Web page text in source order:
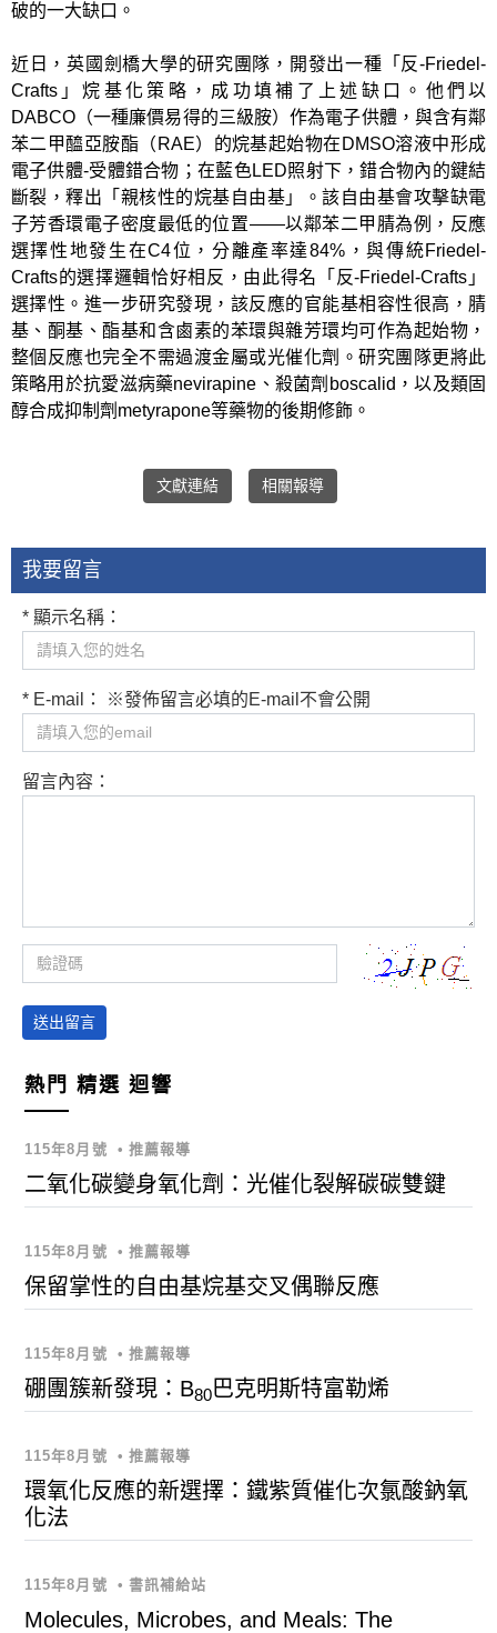
破的一大缺口。
近日，英國劍橋大學的研究團隊，開發出一種「反-Friedel-
Crafts」烷基化策略，成功填補了上述缺口。他們以
DABCO（一種廉價易得的三級胺）作為電子供體，與含有鄰
苯二甲醯亞胺酯（RAE）的烷基起始物在DMSO溶液中形成
電子供體-受體錯合物；在藍色LED照射下，錯合物內的鍵結
斷裂，釋出「親核性的烷基自由基」。該自由基會攻擊缺電
子芳香環電子密度最低的位置——以鄰苯二甲腈為例，反應
選擇性地發生在C4位，分離產率達84%，與傳統Friedel-
Crafts的選擇邏輯恰好相反，由此得名「反-Friedel-Crafts」
選擇性。進一步研究發現，該反應的官能基相容性很高，腈
基、酮基、酯基和含鹵素的苯環與雜芳環均可作為起始物，
整個反應也完全不需過渡金屬或光催化劑。研究團隊更將此
策略用於抗愛滋病藥nevirapine、殺菌劑boscalid，以及類固
醇合成抑制劑metyrapone等藥物的後期修飾。
文獻連結 相關報導
我要留言
* 顯示名稱：
* E-mail： ※發佈留言必填的E-mail不會公開
留言內容：
送出留言
熱門 精選 迴響
115年8月號 • 推薦報導
二氧化碳變身氧化劑：光催化裂解碳碳雙鍵
115年8月號 • 推薦報導
保留掌性的自由基烷基交叉偶聯反應
115年8月號 • 推薦報導
硼團簇新發現：B80巴克明斯特富勒烯
115年8月號 • 推薦報導
環氧化反應的新選擇：鐵紫質催化次氯酸鈉氧
化法
115年8月號 • 書訊補給站
Molecules, Microbes, and Meals: The